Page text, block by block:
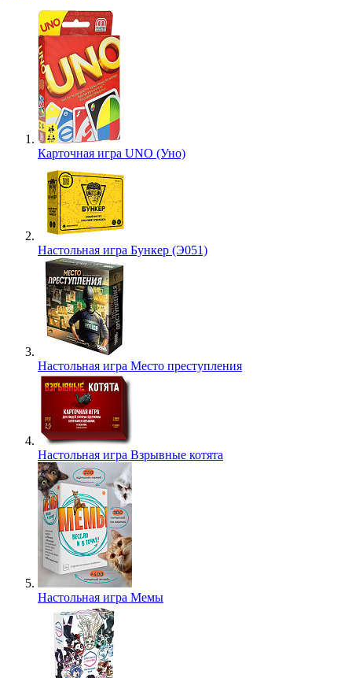
Карточная игра UNO (Уно)
Настольная игра Бункер (Э051)
Настольная игра Место преступления
Настольная игра Взрывные котята
Настольная игра Мемы